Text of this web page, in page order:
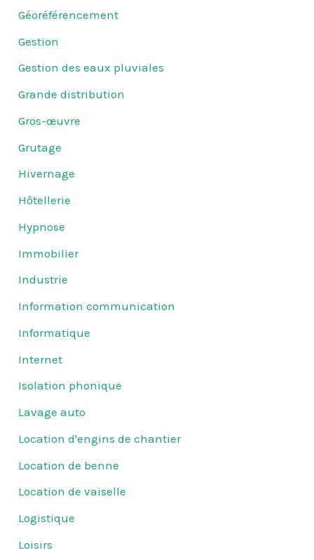
Géoréférencement
Gestion
Gestion des eaux pluviales
Grande distribution
Gros-œuvre
Grutage
Hivernage
Hôtellerie
Hypnose
Immobilier
Industrie
Information communication
Informatique
Internet
Isolation phonique
Lavage auto
Location d'engins de chantier
Location de benne
Location de vaiselle
Logistique
Loisirs